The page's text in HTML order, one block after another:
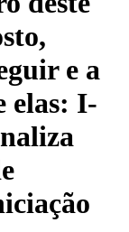
e a
elas: I-